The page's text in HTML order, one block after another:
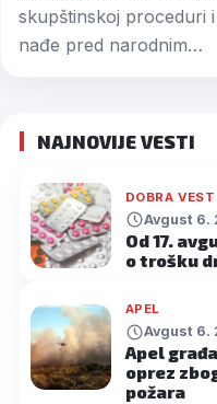
skupštinskoj proceduri
nađe pred narodnim…
NAJNOVIJE VESTI
DOBRA VEST
Avgust 6.
Od 17.
o trošku
APEL
Avgust 6.
Apel
oprez
požara